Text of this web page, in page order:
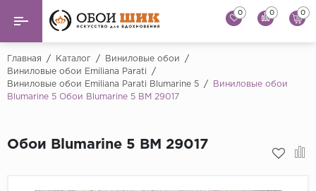
Назад
Виниловые обои ...
Artsimple
Флоковые обои
0 0 0
Главная / Каталог / Виниловые обои
/
Виниловые обои Emiliana Parati
/
Виниловые обои Emiliana Parati Blumarine 5
/
Виниловые обои
Blumarine 5 Обои Blumarine 5 BM 29017
Обои Blumarine 5 BM 29017